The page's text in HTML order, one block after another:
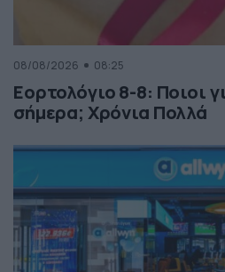
08/08/2026 08:25
Εορτολόγιο 8-8: Ποιοι
σήμερα; Χρόνια Πολλά